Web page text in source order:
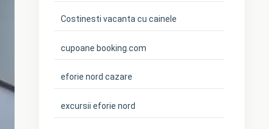
Costinesti vacanta cu cainele
cupoane booking.com
eforie nord cazare
excursii eforie nord